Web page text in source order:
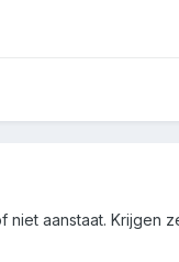
aanstaat. Krijgen